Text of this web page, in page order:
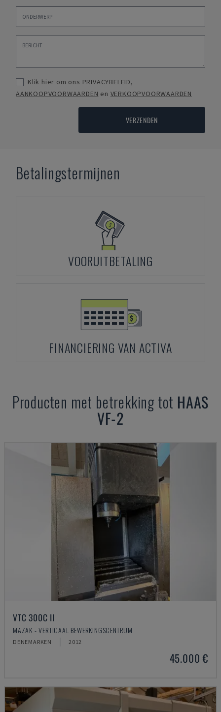
Klik hier om ons PRIVACYBELEID,
AANKOOPVOORWAARDEN en VERKOOPVOORWAARDEN
VERZENDEN
Betalingstermijnen
VOORUITBETALING
FINANCIERING VAN ACTIVA
Producten met betrekking tot HAAS
VF-2
VTC 300C II
MAZAK - VERTICAAL BEWERKINGSCENTRUM
DENEMARKEN 2012
45.000 €